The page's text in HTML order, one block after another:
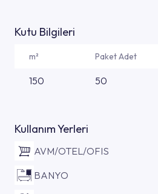
Kutu Bilgileri
m² Paket Adet
150 50
Kullanım Yerleri
AVM/OTEL/OFIS
BANYO